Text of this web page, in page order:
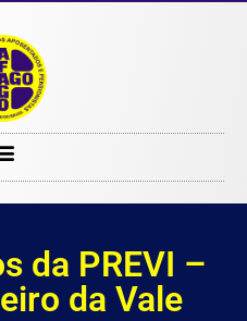
da PREVI –
da Vale